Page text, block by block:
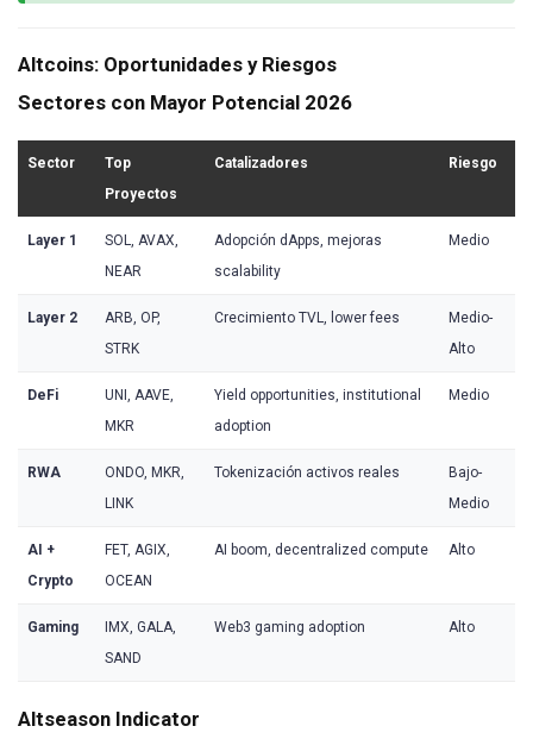
Altcoins: Oportunidades y Riesgos
Sectores con Mayor Potencial 2026
Sector
Top
Proyectos
Catalizadores Riesgo
Layer 1
SOL, AVAX,
NEAR
Adopción dApps, mejoras
scalability
Medio
Layer 2
ARB, OP,
STRK
Crecimiento TVL, lower fees
Medio-
Alto
DeFi
UNI, AAVE,
MKR
Yield opportunities, institutional
adoption
Medio
RWA
ONDO, MKR,
LINK
Tokenización activos reales
Bajo-
Medio
AI +
Crypto
FET, AGIX,
OCEAN
AI boom, decentralized compute Alto
Gaming
IMX, GALA,
SAND
Web3 gaming adoption Alto
Altseason Indicator